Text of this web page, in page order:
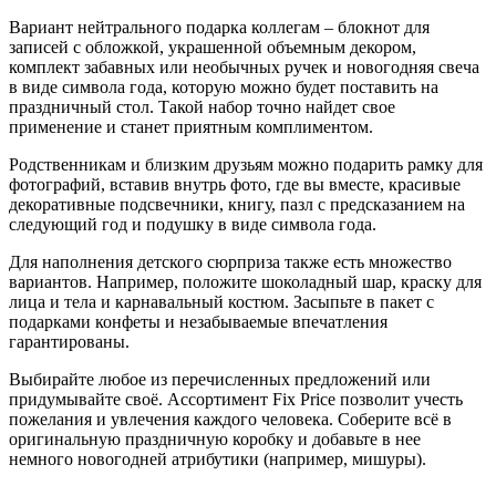
Вариант нейтрального подарка коллегам – блокнот для
записей с обложкой, украшенной объемным декором,
комплект забавных или необычных ручек и новогодняя свеча
в виде символа года, которую можно будет поставить на
праздничный стол. Такой набор точно найдет свое
применение и станет приятным комплиментом.
Родственникам и близким друзьям можно подарить рамку для
фотографий, вставив внутрь фото, где вы вместе, красивые
декоративные подсвечники, книгу, пазл с предсказанием на
следующий год и подушку в виде символа года.
Для наполнения детского сюрприза также есть множество
вариантов. Например, положите шоколадный шар, краску для
лица и тела и карнавальный костюм. Засыпьте в пакет с
подарками конфеты и незабываемые впечатления
гарантированы.
Выбирайте любое из перечисленных предложений или
придумывайте своё. Ассортимент Fix Price позволит учесть
пожелания и увлечения каждого человека. Соберите всё в
оригинальную праздничную коробку и добавьте в нее
немного новогодней атрибутики (например, мишуры).